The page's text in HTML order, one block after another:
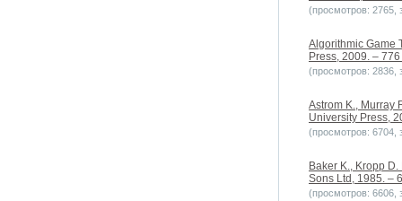
(просмотров: 2765,
Algorithmic Game
Press, 2009. – 776
(просмотров: 2836,
Astrom K., Murray
University Press,
(просмотров: 6704,
Baker K., Kropp
Sons Ltd, 1985. –
(просмотров: 6606,